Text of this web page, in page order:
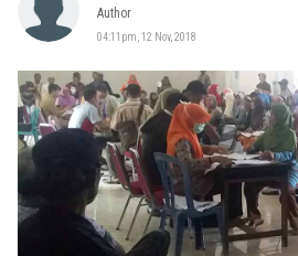
Author
04:11pm, 12 Nov, 2018